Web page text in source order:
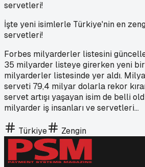
İşte yeni isimlerle Türkiye'nin en
servetleri!
Forbes milyarderler listesini
35 milyarder listeye girerken yeni
milyarderler listesinde yer aldı.
serveti 79,4 milyar dolarla rekor
servet artışı yaşayan isim de belli
milyarder iş insanları ve servetleri...
Türkiye Zengin